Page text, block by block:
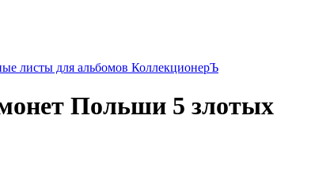
листы для альбомов КоллекционерЪ
Польши 5 злотых